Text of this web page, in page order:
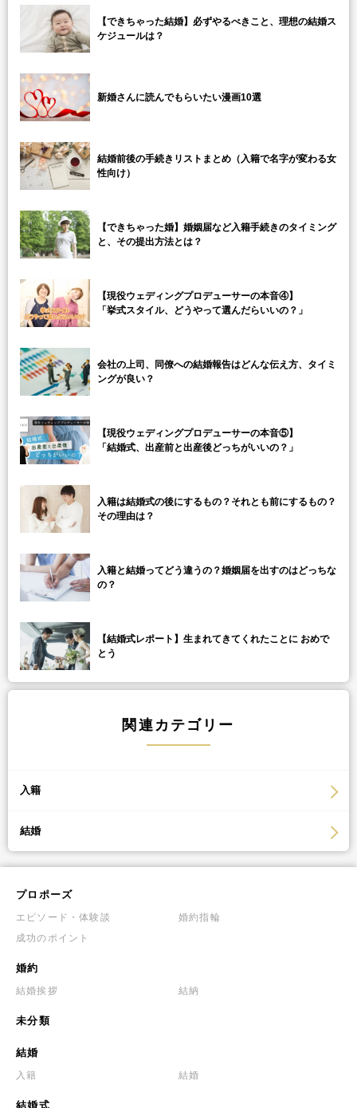
【できちゃった結婚】必ずやるべきこと、理想の結婚ス
ケジュールは？
新婚さんに読んでもらいたい漫画10選
結婚前後の手続きリストまとめ（入籍で名字が変わる女
性向け）
【できちゃった婚】婚姻届など入籍手続きのタイミング
と、その提出方法とは？
【現役ウェディングプロデューサーの本音④】
「挙式スタイル、どうやって選んだらいいの？」
会社の上司、同僚への結婚報告はどんな伝え方、タイミ
ングが良い？
【現役ウェディングプロデューサーの本音⑤】
「結婚式、出産前と出産後どっちがいいの？」
入籍は結婚式の後にするもの？それとも前にするもの？
その理由は？
入籍と結婚ってどう違うの？婚姻届を出すのはどっちな
の？
【結婚式レポート】生まれてきてくれたことに おめで
とう
関連カテゴリー
入籍
結婚
プロポーズ
エピソード・体験談
婚約指輪
成功のポイント
婚約
結婚挨拶 結納
未分類
結婚
入籍 結婚
結婚式